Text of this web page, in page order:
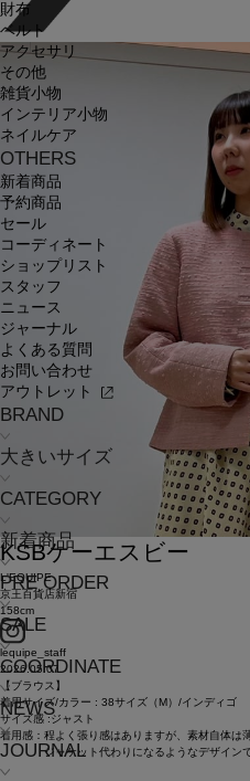
財布
ベルト
アクセサリ
その他
雑貨小物
インテリア小物
ネイルケア
OTHERS
新着商品
予約商品
セール
コーディネート
ショップリスト
スタッフ
ニュース
ジャーナル
よくある質問
お問い合わせ
アウトレット
BRAND
大きいサイズ
CATEGORY
新着商品
PRE ORDER
SALE
COORDINATE
NEWS
JOURNAL
KSBケーエスビー
L'EQUIPE
京王百貨店新宿
158cm
lequipe_staff
2026.05.07
【ブラウス】
着用サイズ/カラー : 38サイズ（M）/インディゴ
サイズ感 :ジャスト
着用感：程よく張り感はありますが、素材自体は
ジャケット代わりになるようなデザインで、